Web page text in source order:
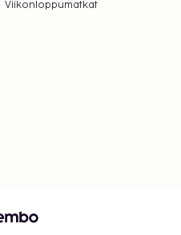
Viikonloppumatkat